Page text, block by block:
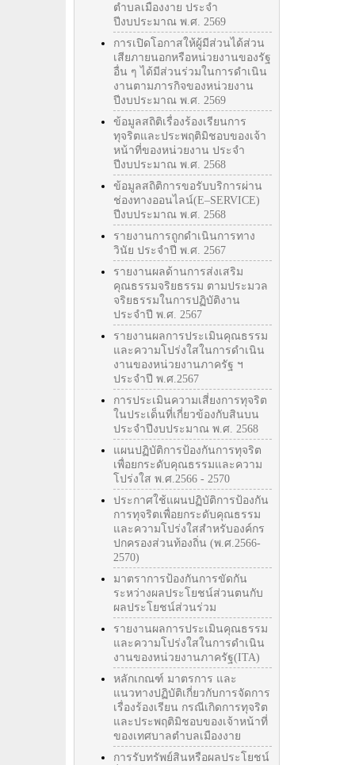
ตำบลเมืองงาย ประจำ
ปีงบประมาณ พ.ศ. 2569
การเปิดโอกาสให้ผู้มีส่วนได้ส่วน
เสียภายนอกหรือหน่วยงานของรัฐ
อื่น ๆ ได้มีส่วนร่วมในการดำเนิน
งานตามภารกิจของหน่วยงาน
ปีงบประมาณ พ.ศ. 2569
ข้อมูลสถิติเรื่องร้องเรียนการ
ทุจริตและประพฤติมิชอบของเจ้า
หน้าที่ของหน่วยงาน ประจำ
ปีงบประมาณ พ.ศ. 2568
ข้อมูลสถิติการขอรับบริการผ่าน
ช่องทางออนไลน์(E–SERVICE)
ปีงบประมาณ พ.ศ. 2568
รายงานการถูกดำเนินการทาง
วินัย ประจำปี พ.ศ. 2567
รายงานผลด้านการส่งเสริม
คุณธรรมจริยธรรม ตามประมวล
จริยธรรมในการปฏิบัติงาน
ประจำปี พ.ศ. 2567
รายงานผลการประเมินคุณธรรม
และความโปร่งใสในการดำเนิน
งานของหน่วยงานภาครัฐ ฯ
ประจำปี พ.ศ.2567
การประเมินความเสี่ยงการทุจริต
ในประเด็นที่เกี่ยวข้องกับสินบน
ประจำปีงบประมาณ พ.ศ. 2568
แผนปฏิบัติการป้องกันการทุจริต
เพื่อยกระดับคุณธรรมและความ
โปร่งใส พ.ศ.2566 - 2570
ประกาศใช้แผนปฏิบัติการป้องกัน
การทุจริตเพื่อยกระดับคุณธรรม
และความโปร่งใสสำหรับองค์กร
ปกครองส่วนท้องถิ่น (พ.ศ.2566-
2570)
มาตราการป้องกันการขัดกัน
ระหว่างผลประโยชน์ส่วนตนกับ
ผลประโยชน์ส่วนร่วม
รายงานผลการประเมินคุณธรรม
และความโปร่งใสในการดำเนิน
งานของหน่วยงานภาครัฐ(ITA)
หลักเกณฑ์ มาตรการ และ
แนวทางปฏิบัติเกี่ยวกับการจัดการ
เรื่องร้องเรียน กรณีเกิดการทุจริต
และประพฤติมิชอบของเจ้าหน้าที่
ของเทศบาลตำบลเมืองงาย
การรับทรัพย์สินหรือผลประโยชน์